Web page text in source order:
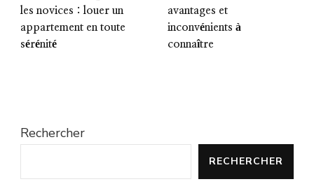
les novices : louer un
appartement en toute
sérénité
avantages et
inconvénients à
connaître
Rechercher
RECHERCHER